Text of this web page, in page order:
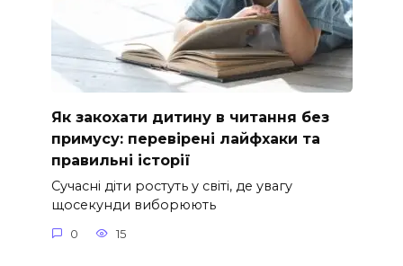
Як закохати дитину в читання без
примусу: перевірені лайфхаки та
правильні історії
Сучасні діти ростуть у світі, де увагу
щосекунди виборюють
0 15